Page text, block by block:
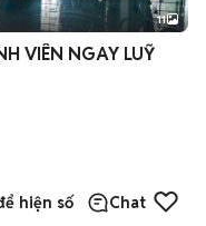
+2
11
VIÊN NGAY LUỸ
hiện số Chat